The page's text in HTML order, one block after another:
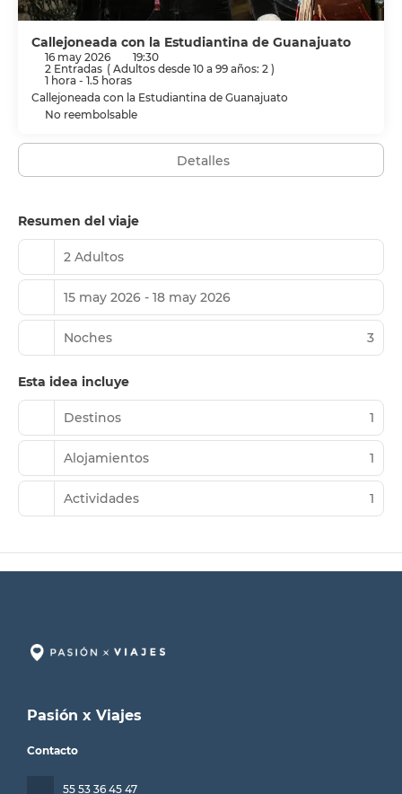
Tendrás periódicos gratuitos en el vestíbulo, un servicio
de recepción las 24 horas y consigna de equipaje a tu
disposición.
Callejoneada con la Estudiantina de Guanajuato
16 may 2026
19:30
2 Entradas ( Adultos desde 10 a 99 años: 2 )
1 hora - 1.5 horas
Callejoneada con la Estudiantina de Guanajuato
No reembolsable
Detalles
Resumen del viaje
2 Adultos
15 may 2026 - 18 may 2026
Noches 3
Esta idea incluye
Destinos 1
Alojamientos 1
Actividades 1
Pasión x Viajes
Contacto
55 53 36 45 47